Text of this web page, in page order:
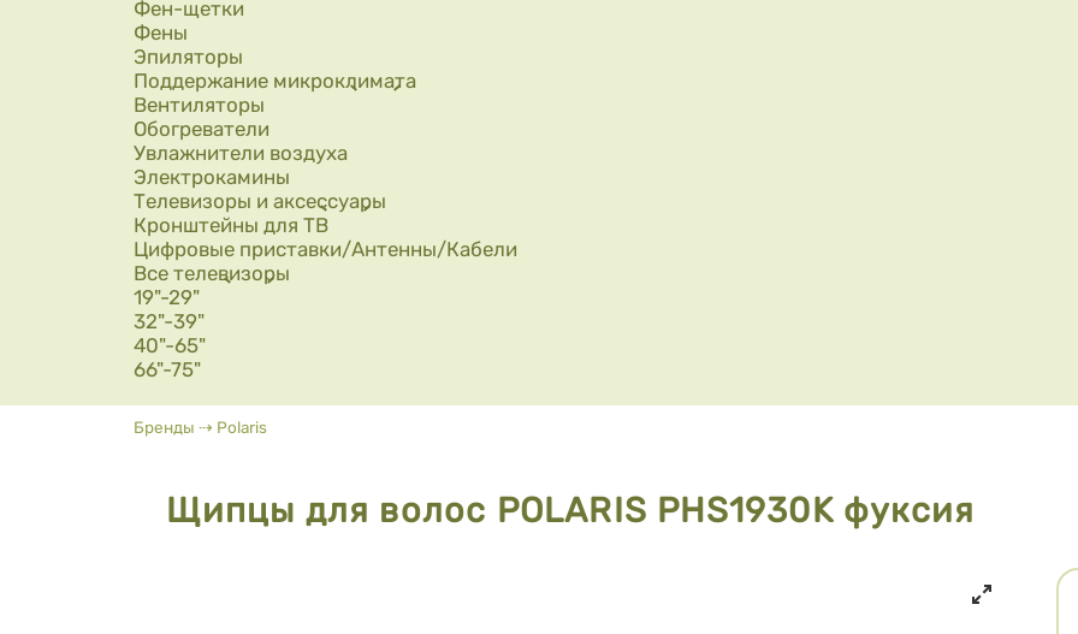
Фен-щетки
Фены
Эпиляторы
Поддержание микроклимата
Вентиляторы
Обогреватели
Увлажнители воздуха
Электрокамины
Телевизоры и аксессуары
Кронштейны для ТВ
Цифровые приставки/Антенны/Кабели
Все телевизоры
19"-29"
32"-39"
40"-65"
66"-75"
Вы здесь
Бренды ⇢ Polaris
Щипцы для волос POLARIS PHS1930K фуксия